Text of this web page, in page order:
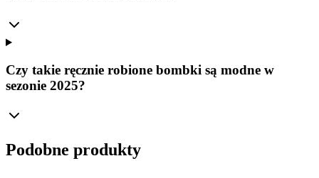
Czy takie ręcznie robione bombki są modne w
sezonie 2025?
Podobne produkty